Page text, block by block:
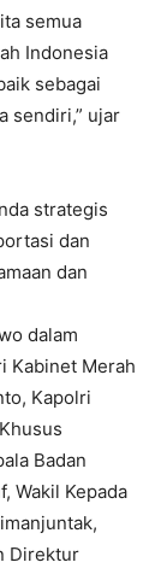
semua
Indonesia
sebagai
sendiri,” ujar
strategis
dan
dan
dalam
Kabinet Merah
Kapolri
Badan
Wakil Kepada
Direktur